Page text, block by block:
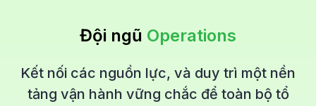
Đội ngũ Operations
Kết nối các nguồn lực, và duy trì một nền
tảng vận hành vững chắc để toàn bộ tổ